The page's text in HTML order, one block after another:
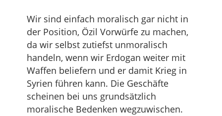
Wir sind einfach moralisch gar nicht in
der Position, Özil Vorwürfe zu machen,
da wir selbst zutiefst unmoralisch
handeln, wenn wir Erdogan weiter mit
Waffen beliefern und er damit Krieg in
Syrien führen kann. Die Geschäfte
scheinen bei uns grundsätzlich
moralische Bedenken wegzuwischen.